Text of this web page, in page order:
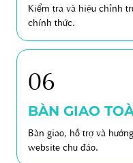
Kiểm tra và hiệu chỉnh
chính thức.
06
BÀN GIAO
Bàn giao, hỗ trợ và
website chu đáo.